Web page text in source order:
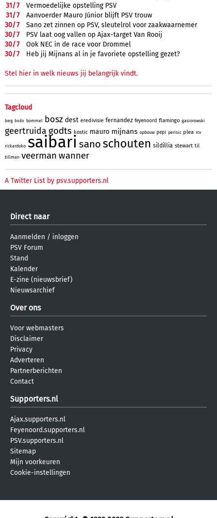
31/7
Vermoedelijke opstelling PSV
31/7
Aanvoerder Mauro Júnior blijft PSV trouw
30/7
Sano zet zinnen op PSV, sleutelrol voor zaakwaarnemer
30/7
PSV laat oog vallen op Ajax-target Van Rooij
30/7
Ook NEC in de race voor Drommel
30/7 Heb jij Mijnans al in je favoriete opstelling gezet?
Stel hier in welk nieuws jij belangrijk vindt.
Tagcloud
berg bodo bommel bosz dest eredivisie fernandez feyenoord flamingo gasiorowski
geertruida godts kostic mauro mijnans opbouw pepi perisic plea rcv
rickardoko saibari sanoschouten sildillia stewart til
tillman veerman wanner
A Twitter List by psv.supporters.nl
Direct naar
Aanmelden / inloggen
PSV Forum
Stand
Kalender
E-zine (nieuwsbrief)
Nieuwsarchief
Over ons
Voor webmasters
Disclaimer
Privacy
Adverteren
Partnerberichten
Contact
Supporters.nl
Ajax.supporters.nl
Feyenoord.supporters.nl
PSV.supporters.nl
Sitemap
Mijn voorkeuren
Cookie-instellingen